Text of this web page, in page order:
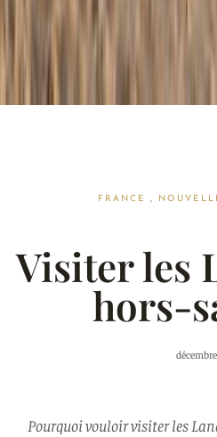
FRANCE ,
Visiter les
hors-
Pourquoi vouloir visiter les